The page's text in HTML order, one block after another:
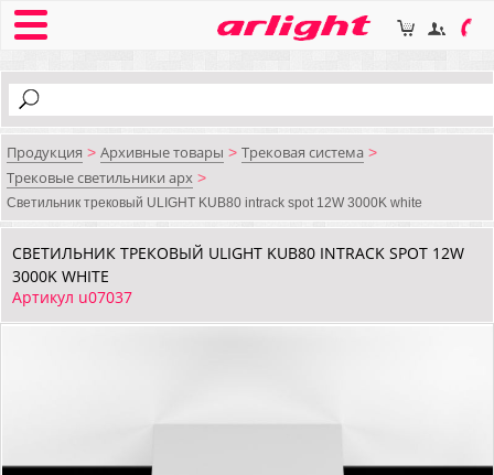
Продукция > Архивные товары > Трековая система >
Трековые светильники арх >
Светильник трековый ULIGHT KUB80 intrack spot 12W 3000K white
СВЕТИЛЬНИК ТРЕКОВЫЙ ULIGHT KUB80 INTRACK SPOT 12W
3000K WHITE
Артикул u07037